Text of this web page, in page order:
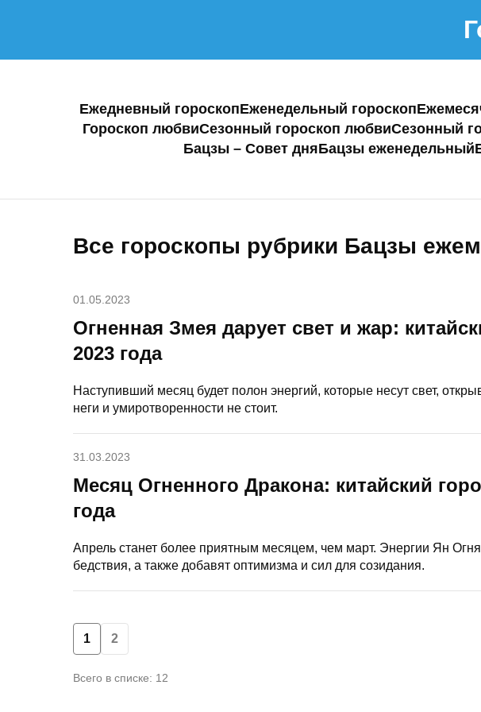
Ежедневный гороскопЕженедельный гороскоп
Гороскоп любвиСезонный гороскоп любвиСезонный
Бацзы – Совет дняБацзы еженедельный
Все гороскопы рубрики Бацзы
01.05.2023
Огненная Змея дарует свет и жар:
2023 года
Наступивший месяц будет полон энергий, которые несут свет,
неги и умиротворенности не стоит.
31.03.2023
Месяц Огненного Дракона: китайский
года
Апрель станет более приятным месяцем, чем март. Энергии Ян
бедствия, а также добавят оптимизма и сил для созидания.
1 2
Всего в списке: 12